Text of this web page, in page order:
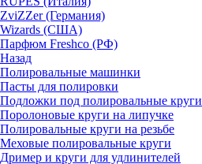
ZviZZer (Германия)
Wizards (США)
Парфюм Freshco (РФ)
Назад
Полировальные машинки
Пасты для полировки
Подложки под полировальные круги
Поролоновые круги на липучке
Полировальные круги на резьбе
Меховые полировальные круги
Дример и круги для удлинителей